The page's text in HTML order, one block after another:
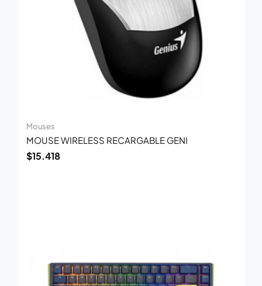
Mouses
MOUSE WIRELESS RECARGABLE GENI
$15.418